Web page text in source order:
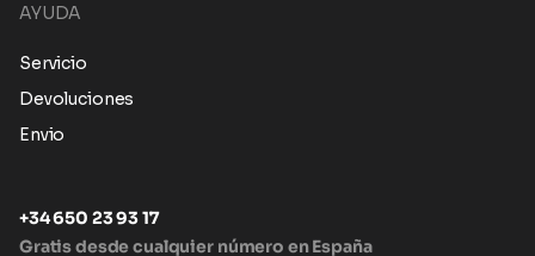
AYUDA
Servicio
Devoluciones
Envio
+34 650 23 93 17
Gratis desde cualquier número en España